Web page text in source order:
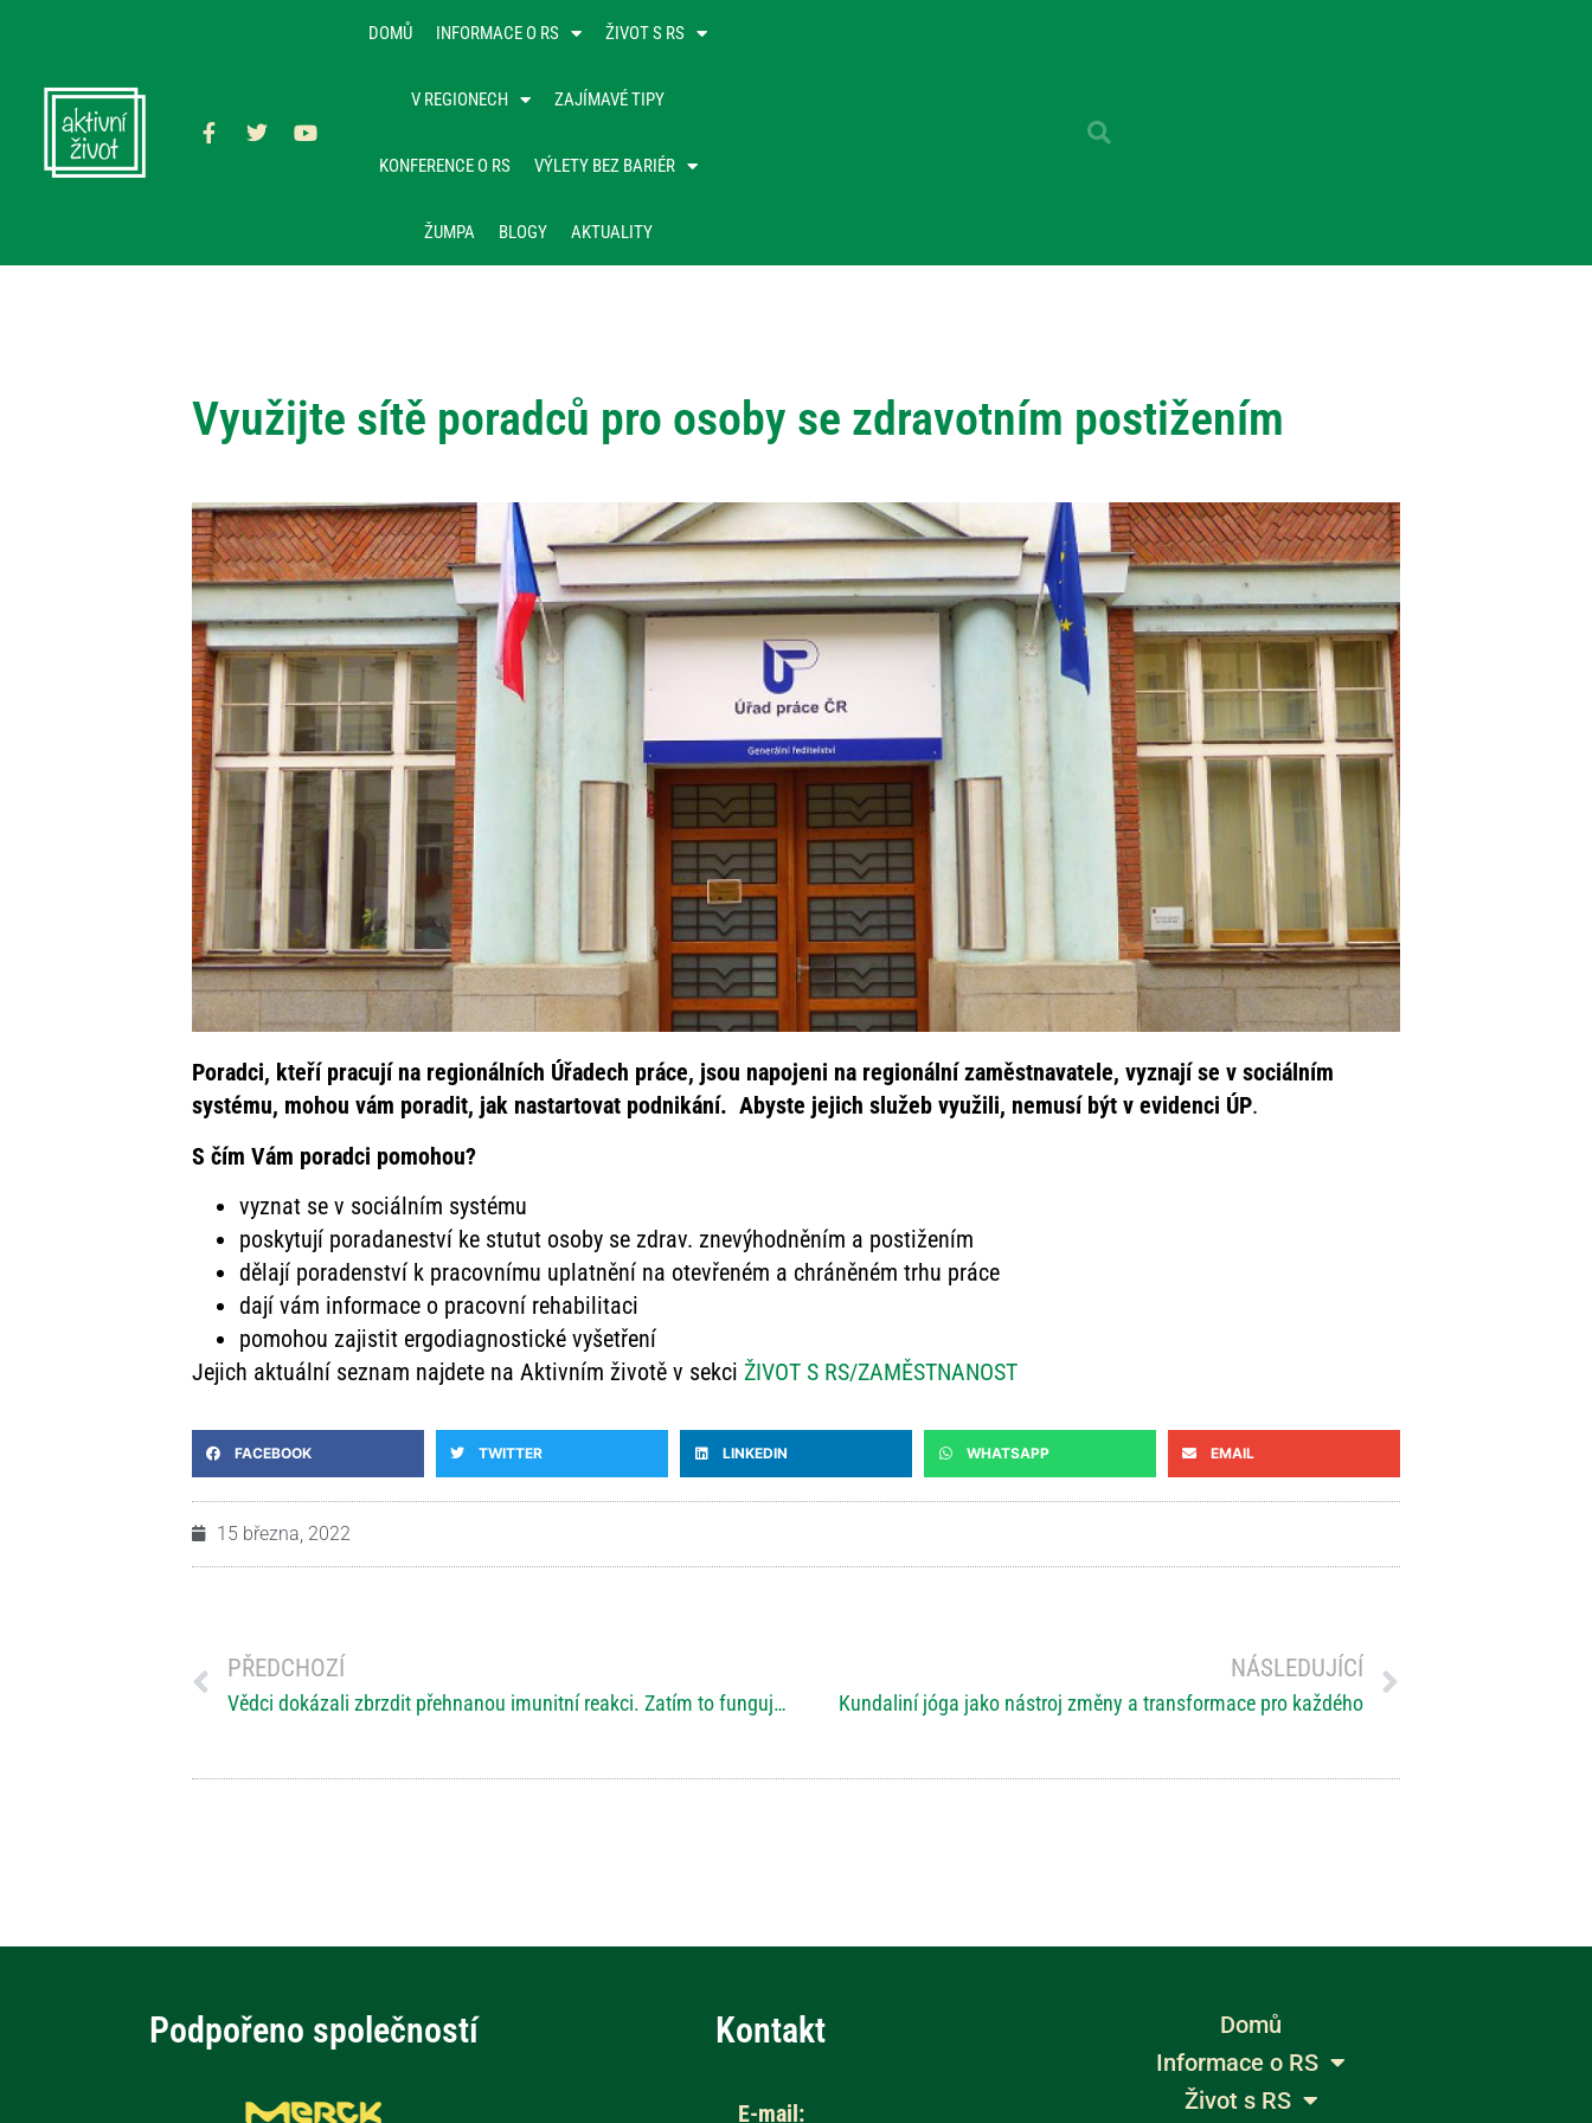
DOMŮ INFORMACE O RS ŽIVOT S RS
V REGIONECH ZAJÍMAVÉ TIPY
KONFERENCE O RS VÝLETY BEZ BARIÉR
ŽUMPA BLOGY AKTUALITY
Využijte sítě poradců pro osoby se zdravotním postižením
Poradci, kteří pracují na regionálních Úřadech práce, jsou napojeni na regionální zaměstnavatele, vyznají se v sociálním
systému, mohou vám poradit, jak nastartovat podnikání. Abyste jejich služeb využili, nemusí být v evidenci ÚP.
S čím Vám poradci pomohou?
vyznat se v sociálním systému
poskytují poradaneství ke stutut osoby se zdrav. znevýhodněním a postižením
dělají poradenství k pracovnímu uplatnění na otevřeném a chráněném trhu práce
dají vám informace o pracovní rehabilitaci
pomohou zajistit ergodiagnostické vyšetření
Jejich aktuální seznam najdete na Aktivním životě v sekci ŽIVOT S RS/ZAMĚSTNANOST
FACEBOOK TWITTER LINKEDIN WHATSAPP EMAIL
15 března, 2022
PŘEDCHOZÍ
Vědci dokázali zbrzdit přehnanou imunitní reakci. Zatím to funguje u myší.
NÁSLEDUJÍCÍ
Kundaliní jóga jako nástroj změny a transformace pro každého
Podpořeno společností Kontakt
E-mail:
Domů
Informace o RS
Život s RS